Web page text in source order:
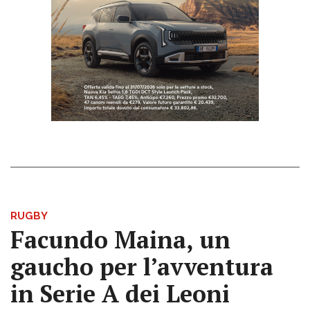
RUGBY
Facundo Maina, un
gaucho per l’avventura
in Serie A dei Leoni